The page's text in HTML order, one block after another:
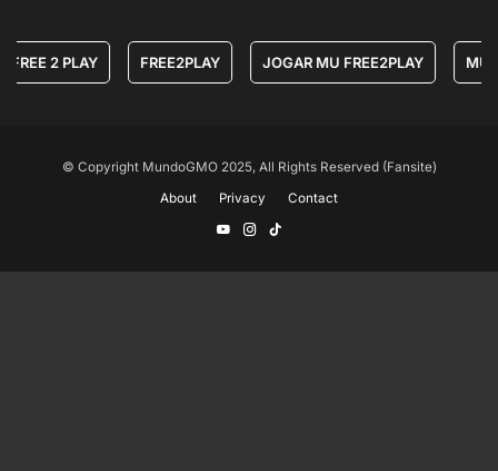
2 PLAY FREE2PLAY JOGAR MU FREE2PLAY MU
© Copyright MundoGMO 2025, All Rights Reserved (Fansite)
About
Privacy Contact